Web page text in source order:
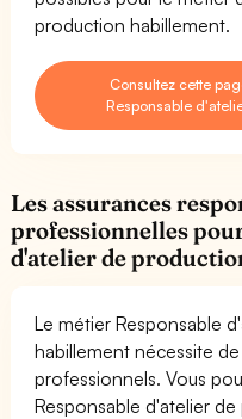
production habillement.
Consultez cette
Responsable
Les assurances
professionnelles
d'atelier de
Le métier Responsable
habillement nécessite
professionnels. Vous
Responsable d'atelier